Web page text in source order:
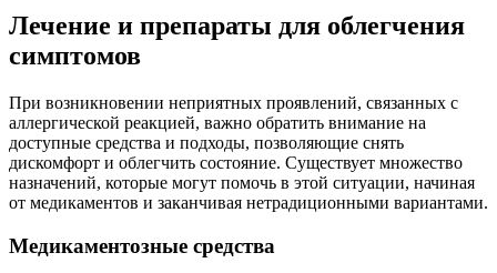
Лечение и препараты для облегчения
симптомов
При возникновении неприятных проявлений, связанных с
аллергической реакцией, важно обратить внимание на
доступные средства и подходы, позволяющие снять
дискомфорт и облегчить состояние. Существует множество
назначений, которые могут помочь в этой ситуации, начиная
от медикаментов и заканчивая нетрадиционными вариантами.
Медикаментозные средства